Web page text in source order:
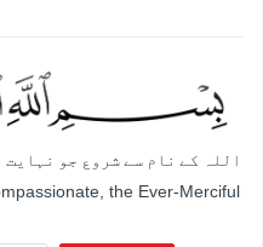
اللہ کے نام سے شروع جو
the Ever-Merciful